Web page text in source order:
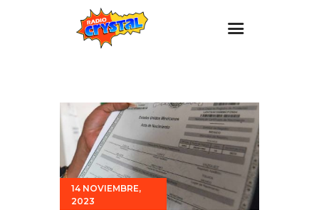
Estaciones
Eventos
Promociones
Noticias
14 NOVIEMBRE,
2023